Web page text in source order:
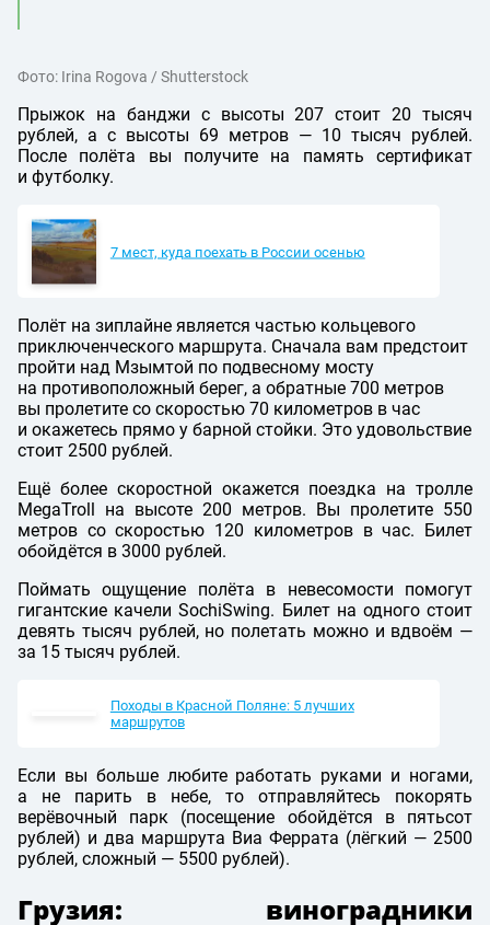
Фото: Irina Rogova / Shutterstock
Прыжок на банджи с высоты 207 стоит 20 тысяч
рублей, а с высоты 69 метров — 10 тысяч рублей.
После полёта вы получите на память сертификат
и футболку.
7 мест, куда поехать в России осенью
Полёт на зиплайне является частью кольцевого
приключенческого маршрута. Сначала вам предстоит
пройти над Мзымтой по подвесному мосту
на противоположный берег, а обратные 700 метров
вы пролетите со скоростью 70 километров в час
и окажетесь прямо у барной стойки. Это удовольствие
стоит 2500 рублей.
Ещё более скоростной окажется поездка на тролле
MegaTroll на высоте 200 метров. Вы пролетите 550
метров со скоростью 120 километров в час. Билет
обойдётся в 3000 рублей.
Поймать ощущение полёта в невесомости помогут
гигантские качели SochiSwing. Билет на одного стоит
девять тысяч рублей, но полетать можно и вдвоём —
за 15 тысяч рублей.
Походы в Красной Поляне: 5 лучших
маршрутов
Если вы больше любите работать руками и ногами,
а не парить в небе, то отправляйтесь покорять
верёвочный парк (посещение обойдётся в пятьсот
рублей) и два маршрута Виа Феррата (лёгкий — 2500
рублей, сложный — 5500 рублей).
Грузия: виноградники